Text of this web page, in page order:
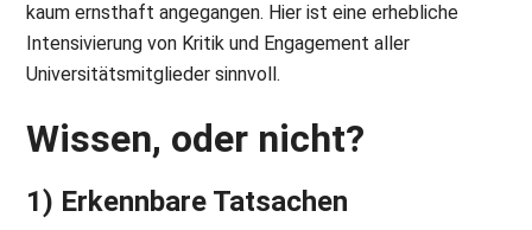
kaum ernsthaft angegangen. Hier ist eine erhebliche
Intensivierung von Kritik und Engagement aller
Universitätsmitglieder sinnvoll.
Wissen, oder nicht?
1) Erkennbare Tatsachen